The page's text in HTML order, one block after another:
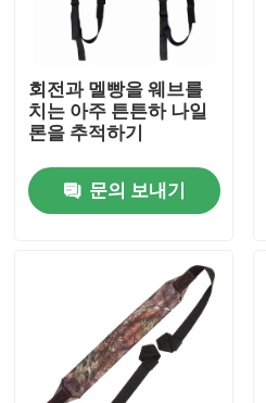
회전과 멜빵을 웨브를
치는 아주 튼튼하 나일
론을 추적하기
문의 보내기